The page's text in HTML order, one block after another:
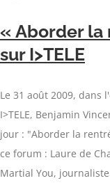
« Aborder la
sur I>TELE
Le 31 août 2009, dans
I>TELE, Benjamin
jour : "Aborder la
ce forum : Laure de
Martial You,